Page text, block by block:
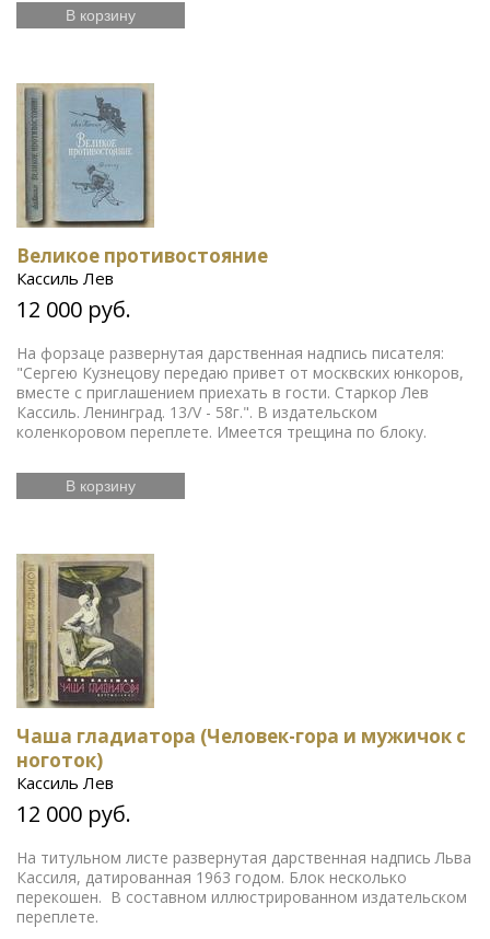
В корзину
Великое противостояние
Кассиль Лев
12 000 руб.
На форзаце развернутая дарственная надпись писателя:
"Сергею Кузнецову передаю привет от москвских юнкоров,
вместе с приглашением приехать в гости. Старкор Лев
Кассиль. Ленинград. 13/V - 58г.". В издательском
коленкоровом переплете. Имеется трещина по блоку.
В корзину
Чаша гладиатора (Человек-гора и мужичок с
ноготок)
Кассиль Лев
12 000 руб.
На титульном листе развернутая дарственная надпись Льва
Кассиля, датированная 1963 годом. Блок несколько
перекошен. В составном иллюстрированном издательском
переплете.